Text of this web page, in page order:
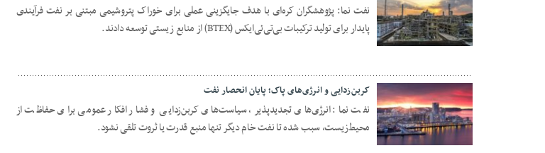
23 مهر 1404
نفت نما: پژوهشگران کره‌ای با هدف جایگزینی عملی برای خوراک پتروشیمی مبتنی بر نفت فرآیندی
پایدار برای تولید ترکیبات بی‌تی‌ئی‌ایکس (BTEX) از منابع زیستی توسعه دادند.
کربن‌زدایی و انرژی‌های پاک؛ پایان انحصار نفت
نفت نما: انرژی‌های تجدیدپذیر، سیاست‌های کربن‌زدایی و فشار افکار عمومی برای حفاظت از
محیط‌زیست، سبب شده تا نفت خام دیگر تنها منبع قدرت یا ثروت تلقی نشود.